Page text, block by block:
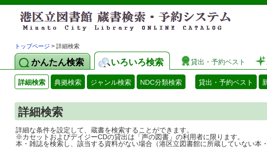
港区立図
トップページ > 詳細検索
かんたん検索 いろいろ検索 貸出・予約ベスト
詳細検索 典拠検索 ジャンル検索 NDC分類検索 貸出・予約ベスト
詳細検索
詳細な条件を設定して、蔵書を検索することができます。
※カセットおよびデイジーCDの貸出は「声の図書」の利用者に限ります。
本・雑誌を検索し、該当する資料がない場合（港区立図書館に所蔵していない本